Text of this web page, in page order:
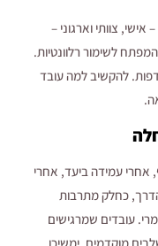
צוותי וארגוני –
לשימור רלוונטיות.
להקשיב למה עובד
אחרי עמידה ביעד, אחרי
כחלק מתרבות
עובדים שמרגישים